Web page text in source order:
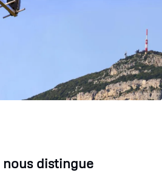
nous distingue